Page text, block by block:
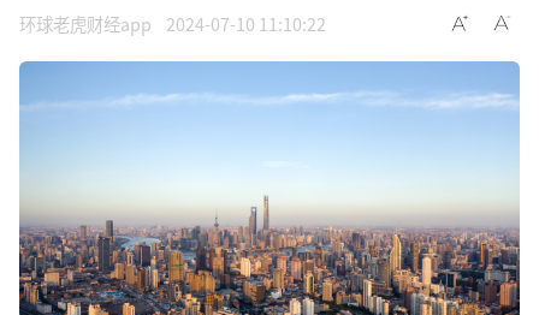
环球老虎财经app 2024-07-10 11:10:22